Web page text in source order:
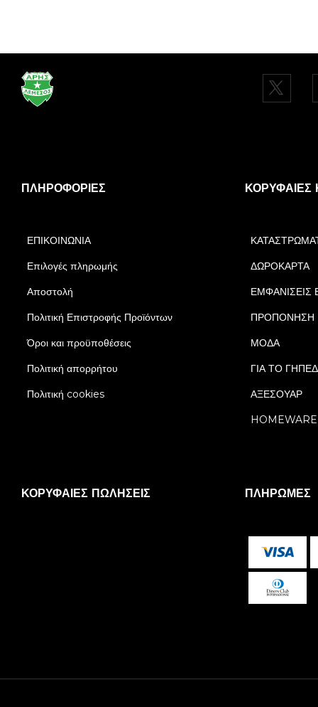
ΠΛΗΡΟΦΟΡΊΕΣ
ΕΠΙΚΟΙΝΩΝΙΑ
Επιλογές πληρωμής
Αποστολή
Πολιτική Επιστροφής Προϊόντων
Όροι και προϋποθέσεις
Πολιτική απορρήτου
Πολιτική cookies
ΚΟΡΥΦΑΊΕΣ
ΔΩΡΟΚΑΡΤΑ
ΕΜΦΑΝΙΣΕΙΣ
ΠΡΟΠΟΝΗΣΗ
ΜΟΔΑ
ΓΙΑ ΤΟ
ΑΞΕΣΟΥΑΡ
HOMEWARE
ΚΟΡΥΦΑΊΕΣ ΠΩΛΉΣΕΙΣ ΠΛΗΡΩΜΈΣ